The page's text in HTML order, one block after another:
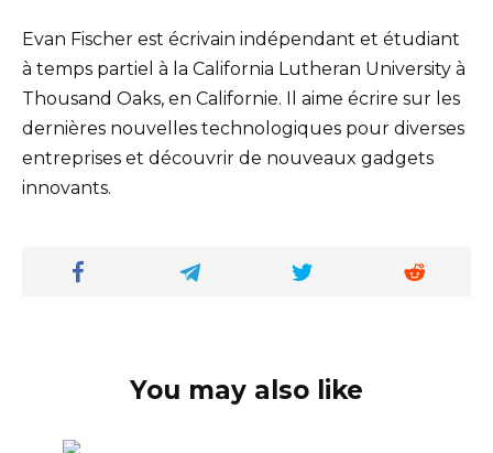
Evan Fischer est écrivain indépendant et étudiant
à temps partiel à la California Lutheran University à
Thousand Oaks, en Californie. Il aime écrire sur les
dernières nouvelles technologiques pour diverses
entreprises et découvrir de nouveaux gadgets
innovants.
You may also like